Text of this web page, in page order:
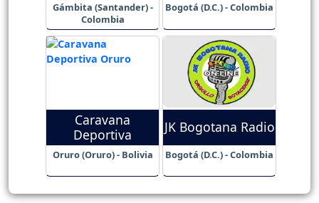
Gámbita (Santander) -
Colombia
Bogotá (D.C.) - Colombia
Caravana
Deportiva
Oruro (Oruro) - Bolivia
JK Bogotana Radio
Bogotá (D.C.) - Colombia